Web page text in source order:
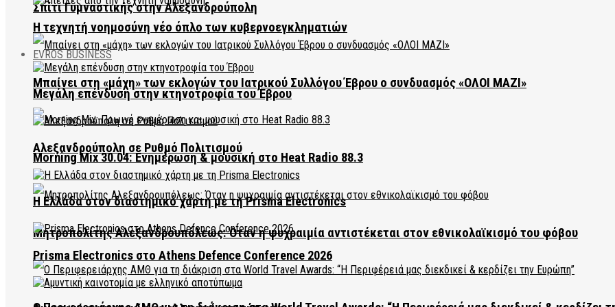
Σπίτι Γυμναστικής στην Αλεξανδρούπολη
Μπαίνει στη «μάχη» των εκλογών του Ιατρικού Συλλόγου Έβρου ο συνδυασμός «ΟΛΟΙ ΜΑΖΙ»
Morning Mix 30.04: Ενημέρωση & μουσική στο Heat Radio 88.3
Μητροπολίτης Αλεξανδρουπόλεως: Όταν η ψυχραιμία αντιστέκεται στον εθνικολαϊκισμό του φόβου
Η τεχνητή νοημοσύνη νέο όπλο των κυβερνοεγκληματιών
EVROS BUSINESS
Μεγάλη επένδυση στην κτηνοτροφία του Έβρου
Αλεξανδρούπολη σε Ρυθμό Πολιτισμού
Η Ελλάδα στον διαστημικό χάρτη με τη Prisma Electronics
Prisma Electronics στο Athens Defence Conference 2026